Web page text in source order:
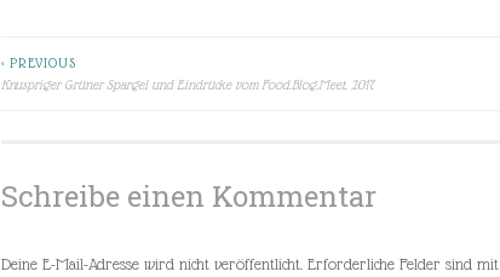
Beitragsnavigation
< PREVIOUS
Knuspriger Grüner Spargel und Eindrücke vom Food.Blog.Meet. 2017
Schreibe einen Kommentar
Deine E-Mail-Adresse wird nicht veröffentlicht. Erforderliche Felder sind mit